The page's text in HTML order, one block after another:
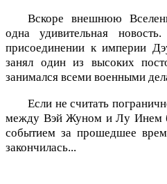
Вскоре внешнюю
одна удивительная
присоединении к империи
занял один из высоких
занимался всеми военными
Если не считать
между Вэй Жуном и Лу Инем
событием за прошедшее
закончилась...